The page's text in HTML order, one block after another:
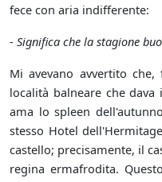
fece con aria indifferente:
- Significa che la stagione
Mi avevano avvertito
località balneare che
ama lo spleen
stesso Hotel
castello; precisamente, il
regina ermafrodita.